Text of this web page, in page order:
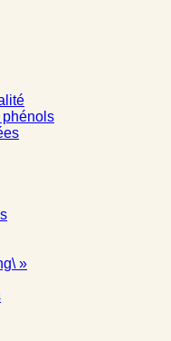
phénols
»